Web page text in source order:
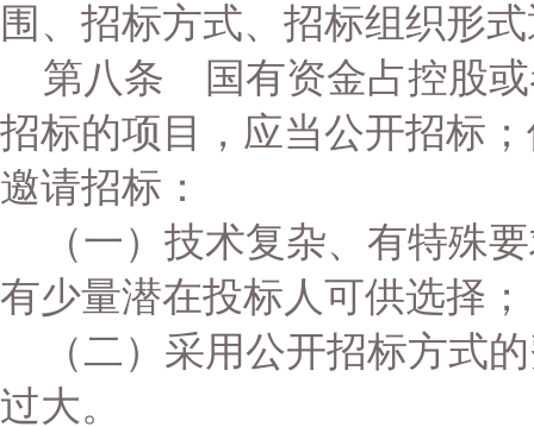
围、招标方式、招标组织形
第八条 国有资金占控股或
招标的项目，应当公开招标
邀请招标：
（一）技术复杂、有特殊
有少量潜在投标人可供选择；
（二）采用公开招标方式
过大。